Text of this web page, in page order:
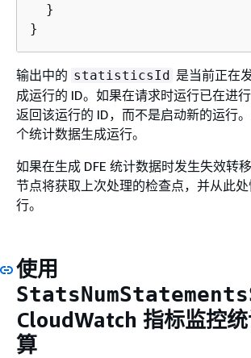
  }
}
输出中的 statisticsId 是当前正在
成运行的 ID。如果在请求时运行已在进
返回该运行的 ID，而不是启动新的运行
个统计数据生成运行。
如果在生成 DFE 统计数据时发生失效转
节点将获取上次处理的检查点，并从此
行。
使用
CloudWatch 指标监控
算